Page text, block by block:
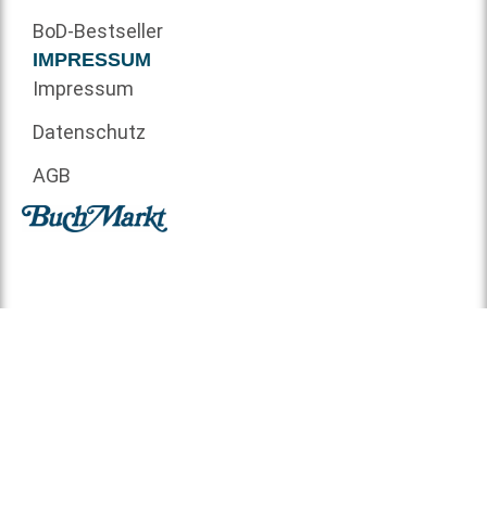
BoD-Bestseller
IMPRESSUM
Impressum
Datenschutz
AGB